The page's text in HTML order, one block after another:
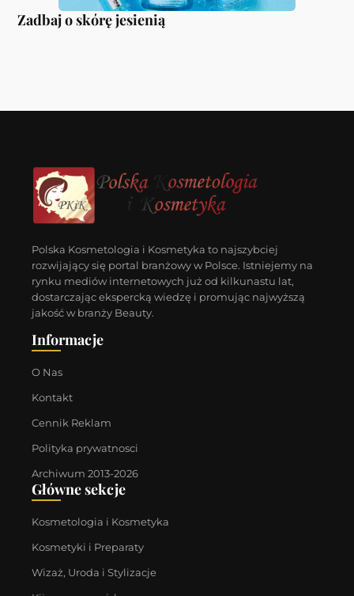
Zadbaj o skórę jesienią
Polska Kosmetologia i Kosmetyka to najszybciej
rozwijający się portal branżowy w Polsce. Istniejemy na
rynku mediów internetowych już od kilkunastu lat,
dostarczając ekspercką wiedzę i promując najwyższą
jakość w branży Beauty.
Informacje
O Nas
Kontakt
Cennik Reklam
Polityka prywatnosci
Archiwum 2013-2026
Główne sekcje
Kosmetologia i Kosmetyka
Kosmetyki i Preparaty
Wizaż, Uroda i Stylizacje